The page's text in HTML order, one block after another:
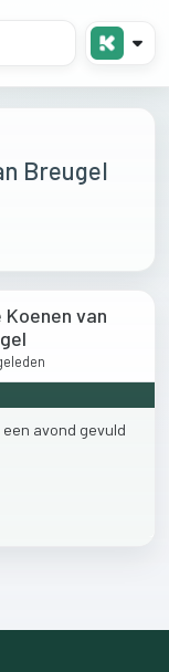
Breugel
Koenen van
een avond gevuld